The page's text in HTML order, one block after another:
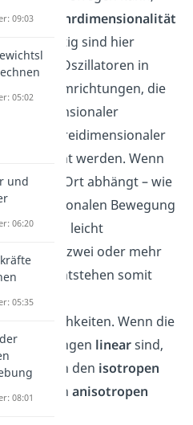
einer
Mehrdimensionalität
Wichtig sind hier
die Oszillatoren in
drei Raumrichtungen, die
„zweidimensionaler
und „dreidimensionaler
genannt werden. Wenn
nur vom Ort abhängt – wie
Bewegung
Bewegung leicht
Mit zwei oder mehr
entstehen somit
Wenn die
linearsind,
man den isotropen
und den anisotropen
09:03
05:02
und
06:20
05:35
08:01